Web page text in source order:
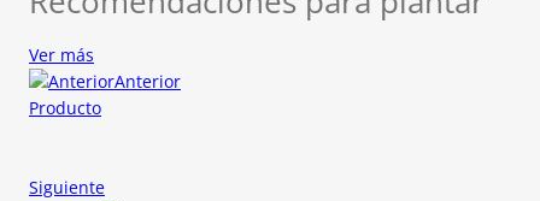
Ver más
Anterior
Producto
Siguiente